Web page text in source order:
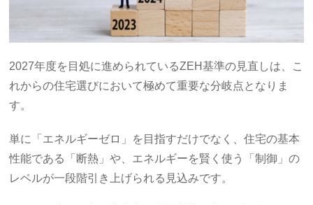
2027年度を目処に進められているZEH基準の見直しは、こ
れからの住宅選びにおいて極めて重要な分岐点となりま
す。
単に「エネルギーゼロ」を目指すだけでなく、住宅の基本
性能である「断熱」や、エネルギーを賢く使う「制御」の
レベルが一段階引き上げられる見込みです。